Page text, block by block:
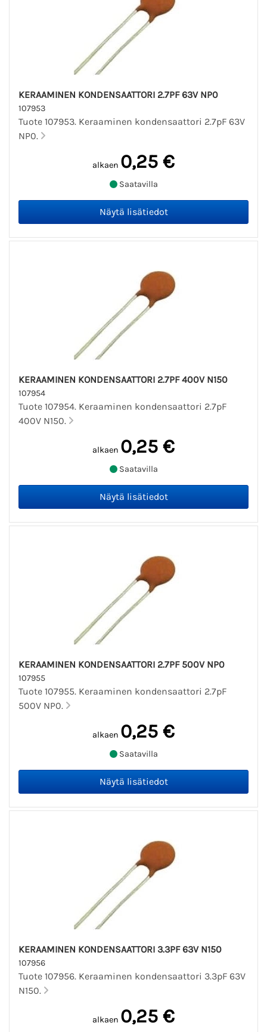
KERAAMINEN KONDENSAATTORI 2.7PF 63V NP0
107953
Tuote 107953. Keraaminen kondensaattori 2.7pF 63V
NP0.
alkaen 0,25 €
Saatavilla
KERAAMINEN KONDENSAATTORI 2.7PF 400V N150
107954
Tuote 107954. Keraaminen kondensaattori 2.7pF
400V N150.
alkaen 0,25 €
Saatavilla
KERAAMINEN KONDENSAATTORI 2.7PF 500V NP0
107955
Tuote 107955. Keraaminen kondensaattori 2.7pF
500V NP0.
alkaen 0,25 €
Saatavilla
KERAAMINEN KONDENSAATTORI 3.3PF 63V N150
107956
Tuote 107956. Keraaminen kondensaattori 3.3pF 63V
N150.
alkaen 0,25 €